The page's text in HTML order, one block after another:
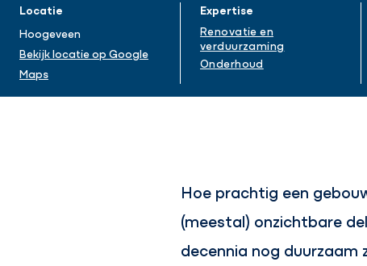
Projectinformatie
Locatie
Hoogeveen
Bekijk locatie op Google
Maps
Expertise
Renovatie en
verduurzaming
Onderhoud
Hoe prachtig een
(meestal) onzichtbare
decennia nog